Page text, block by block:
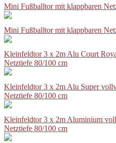
Mini Fußballtor mit klappbaren
Mini Fußballtor mit klappbaren
Kleinfeldtor 3 x 2m Alu Court
Netztiefe 80/100 cm
Kleinfeldtor 3 x 2m Alu Super
Netztiefe 80/100 cm
Kleinfeldtor 3 x 2m Aluminium
Netztiefe 80/100 cm